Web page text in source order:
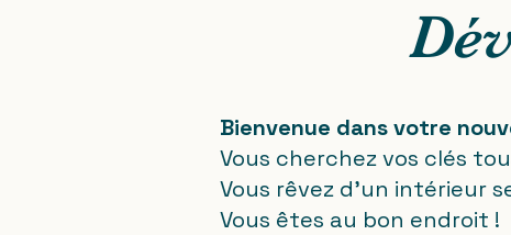
Bienvenue dans votre
Vous cherchez vos clés
Vous rêvez d'un intérieur
Vous êtes au bon endroit !